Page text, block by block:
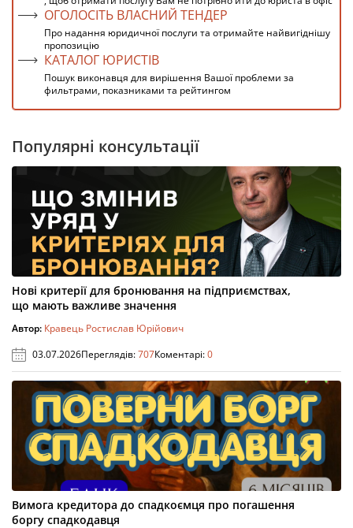
ОГОЛОСІТЬ ВЛАСНИЙ ТЕНДЕР
Про надання юридичної послуги та отримайте найвигіднішу
пропозицію
КАТАЛОГ ЮРИСТІВ
Пошук виконавця для вирішення Вашої проблеми за
фильтрами, показниками та рейтингом
Популярні консультації
Нові критерії для бронювання на підприємствах,
що мають важливе значення
Автор: Кравець Ростислав Юрійович
03.07.2026Переглядів:707Коментарі:0
Вимога кредитора до спадкоємця про погашення
боргу спадкодавця